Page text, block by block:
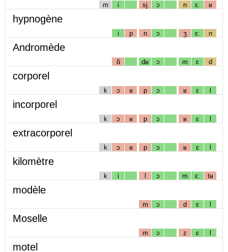
m i sj ɔ n ɛː ʁ
hypnogène
i p n ɔ ʒ ɛː n
Andromède
ɑ̃ dʁ ɔ m ɛ d
corporel
k ɔ ʁ p ɔ ʁ ɛ l
incorporel
k ɔ ʁ p ɔ ʁ ɛ l
extracorporel
k ɔ ʁ p ɔ ʁ ɛ l
kilomètre
k i l ɔ m ɛː tʁ
modèle
m ɔ d ɛ l
Moselle
m ɔ z ɛ l
motel